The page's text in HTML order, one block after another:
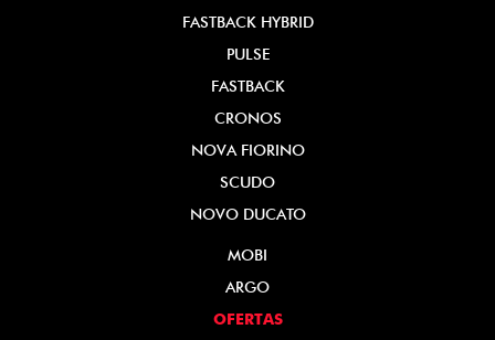
FASTBACK HYBRID
PULSE
FASTBACK
CRONOS
NOVA FIORINO
SCUDO
NOVO DUCATO
MOBI
ARGO
OFERTAS